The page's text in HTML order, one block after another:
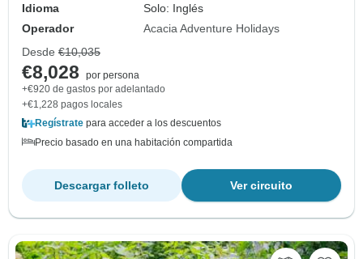
Idioma
Solo: Inglés
Operador
Acacia Adventure Holidays
Desde €10,035
€8,028
por persona
+€920 de gastos por adelantado
+€1,228 pagos locales
Regístrate para acceder a los descuentos
Precio basado en una habitación compartida
Ver circuito
Descargar folleto